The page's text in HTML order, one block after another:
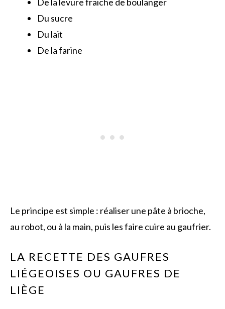
Du sucre
Du lait
De la farine
Le principe est simple : réaliser une pâte à brioche,
au robot, ou à la main, puis les faire cuire au gaufrier.
LA RECETTE DES GAUFRES
LIÉGEOISES OU GAUFRES DE
LIÈGE